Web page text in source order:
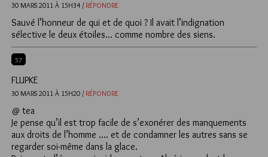
30 MARS 2011 À 15H34 / RÉPONDRE
Sauvé l’honneur de qui et de quoi ? Il avait l’indignation
sélective le deux étoiles… comme nombre des siens.
57
FLUPKE
30 MARS 2011 À 15H20 / RÉPONDRE
@ tea
Je pense qu’il est trop facile de s’exonérer des manquements
aux droits de l’homme …. et de condamner les autres sans se
regarder soi-même dans la glace.